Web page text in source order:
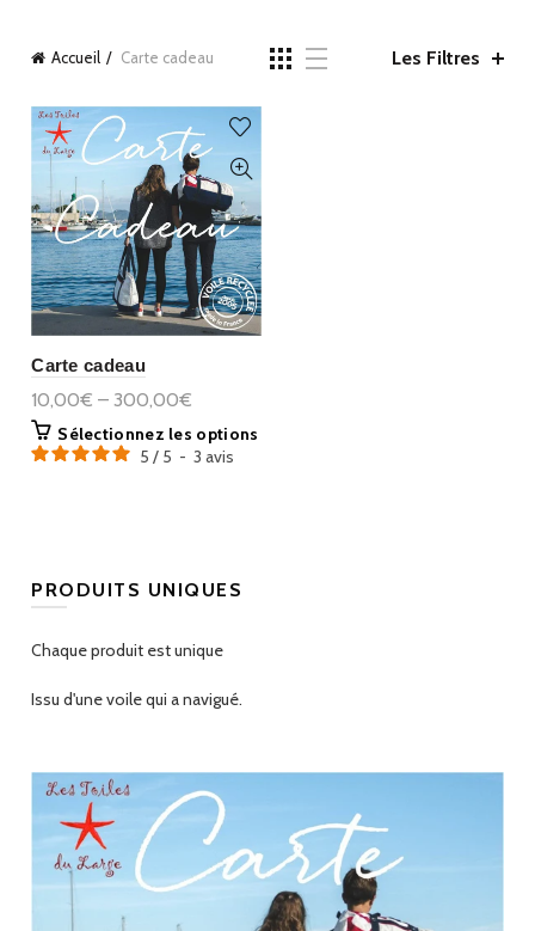
Accueil Carte cadeau Les Filtres
Carte cadeau
10,00€ – 300,00€
Sélectionnez les options
5 / 5 - 3avis
PRODUITS UNIQUES
Chaque produit est unique
Issu d'une voile qui a navigué.